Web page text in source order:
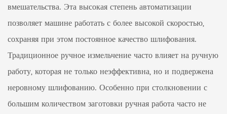
вмешательства. Эта высокая степень автоматизации
позволяет машине работать с более высокой скоростью,
сохраняя при этом постоянное качество шлифования.
Традиционное ручное измельчение часто влияет на ручную
работу, которая не только неэффективна, но и подвержена
неровному шлифованию. Особенно при столкновении с
большим количеством заготовки ручная работа часто не